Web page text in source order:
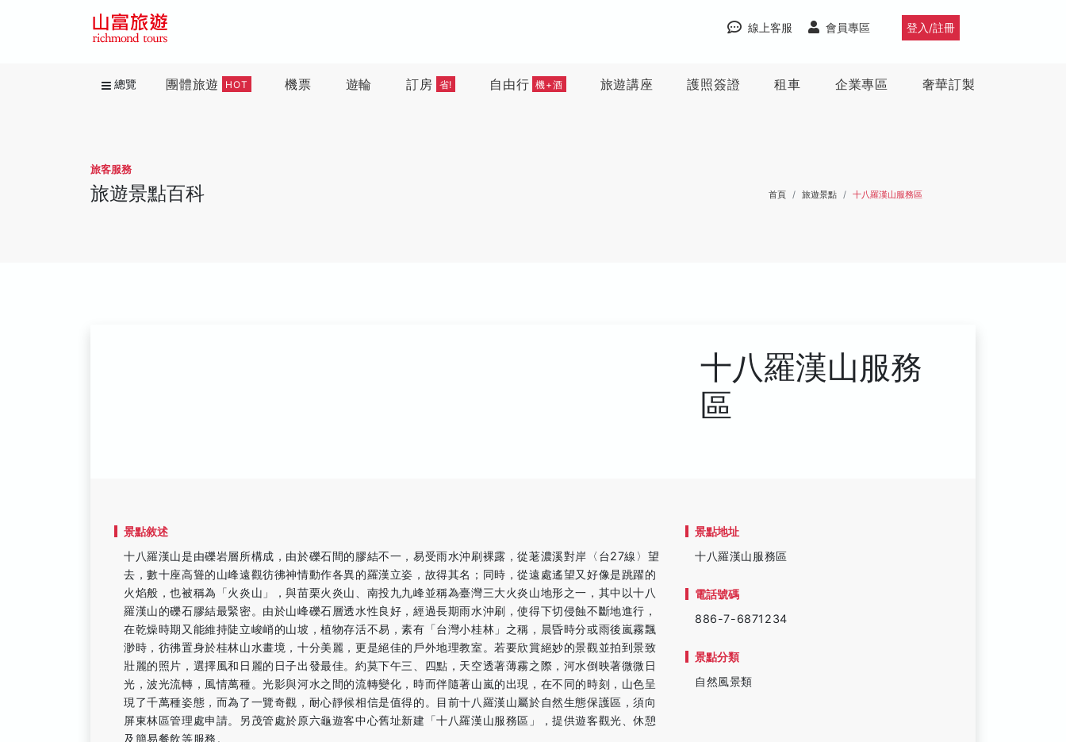
登入/註冊
會員專區
線上客服
總覽 團體旅遊 HOT 機票 遊輪 訂房 省! 自由行 機+酒 旅遊講座 護照簽證 租車 企業專區 奢華訂製
旅客服務
旅遊景點百科 首頁 旅遊景點 十八羅漢山服務區
十八羅漢山服務
區
景點敘述
十八羅漢山是由礫岩層所構成，由於礫石間的膠結不一，易受雨水沖刷裸露，從荖濃溪對岸〈台27線〉望
去，數十座高聳的山峰遠觀彷彿神情動作各異的羅漢立姿，故得其名；同時，從遠處遙望又好像是跳躍的
火焰般，也被稱為「火炎山」，與苗栗火炎山、南投九九峰並稱為臺灣三大火炎山地形之一，其中以十八
羅漢山的礫石膠結最緊密。由於山峰礫石層透水性良好，經過長期雨水沖刷，使得下切侵蝕不斷地進行，
在乾燥時期又能維持陡立峻峭的山坡，植物存活不易，素有「台灣小桂林」之稱，晨昏時分或雨後嵐霧飄
渺時，彷彿置身於桂林山水畫境，十分美麗，更是絕佳的戶外地理教室。若要欣賞絕妙的景觀並拍到景致
壯麗的照片，選擇風和日麗的日子出發最佳。約莫下午三、四點，天空透著薄霧之際，河水倒映著微微日
光，波光流轉，風情萬種。光影與河水之間的流轉變化，時而伴隨著山嵐的出現，在不同的時刻，山色呈
現了千萬種姿態，而為了一覽奇觀，耐心靜候相信是值得的。目前十八羅漢山屬於自然生態保護區，須向
屏東林區管理處申請。另茂管處於原六龜遊客中心舊址新建「十八羅漢山服務區」，提供遊客觀光、休憩
及簡易餐飲等服務。
景點地址
十八羅漢山服務區
電話號碼
886-7-6871234
景點分類
自然風景類